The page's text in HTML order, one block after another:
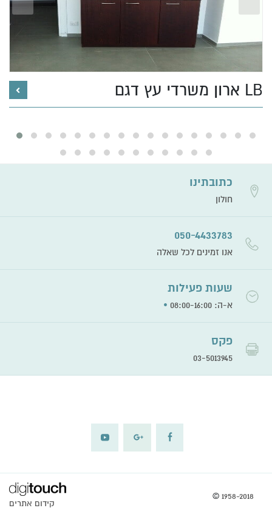
ארון משרדי עץ דגם LB
כתובתינו
חולון
050-4433783
אנו זמינים לכל שאלה
שעות פעילות
א-ה: 08:00-16:00 •
פקס
03-5013945
1958-2018
©
קידום אתרים